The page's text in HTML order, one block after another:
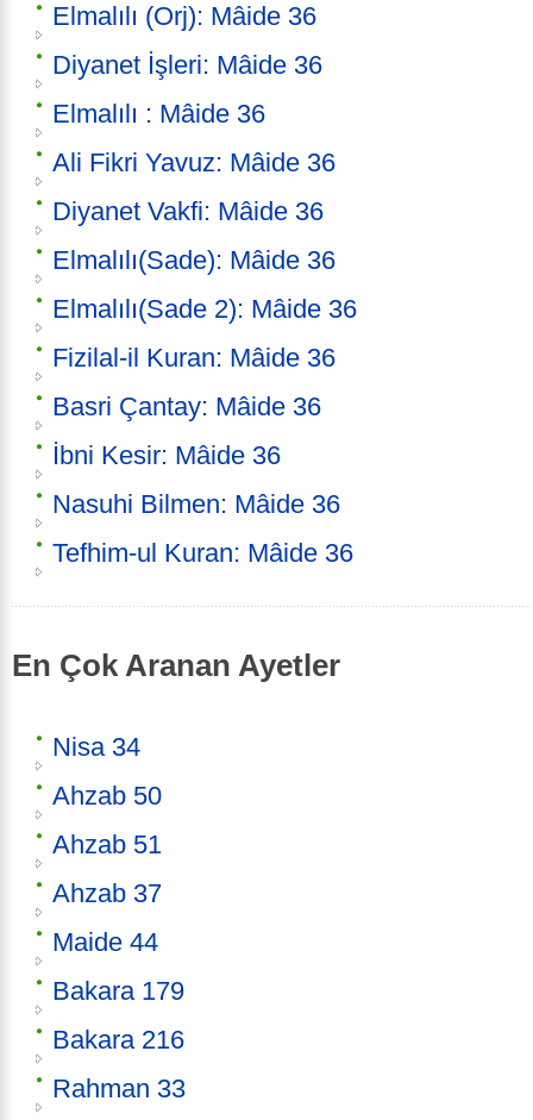
Elmalılı (Orj): Mâide 36
Diyanet İşleri: Mâide 36
Elmalılı : Mâide 36
Ali Fikri Yavuz: Mâide 36
Diyanet Vakfi: Mâide 36
Elmalılı(Sade): Mâide 36
Elmalılı(Sade 2): Mâide 36
Fizilal-il Kuran: Mâide 36
Basri Çantay: Mâide 36
İbni Kesir: Mâide 36
Nasuhi Bilmen: Mâide 36
Tefhim-ul Kuran: Mâide 36
En Çok Aranan Ayetler
Nisa 34
Ahzab 50
Ahzab 51
Ahzab 37
Maide 44
Bakara 179
Bakara 216
Rahman 33